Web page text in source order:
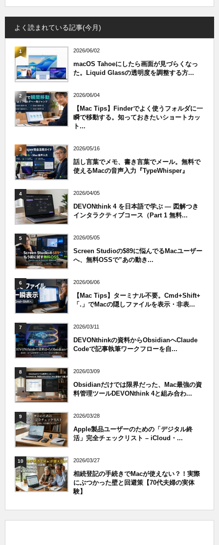
よく読まれている記事(今月)
1 2026/06/02
macOS Tahoeにしたら画面が見づらくなっ
た。Liquid Glassの透明度を調整する方...
2 2026/06/04
【Mac Tips】Finderでよく使うフォルダに一
瞬で移動する。知っておきたいショートカッ
ト...
3 2026/05/16
話し言葉でメモ、書き言葉でメール。無料で
使えるMacの音声入力『TypeWhisper』
4 2026/04/05
DEVONthink 4 を日本語で学ぶ — 図解つき
インタラクティブコース（Part 1 無料...
5 2026/05/05
Screen Studioの$89に悩んでるMacユーザー
へ、無料OSSで”あの動き...
6 2026/06/06
【Mac Tips】ターミナル不要。Cmd+Shift+
「.」でMacの隠しファイルを表示・非表...
7 2026/03/11
DEVONthinkの資料からObsidianへClaude
Codeで記事執筆ワークフローを自...
8 2026/03/09
Obsidianだけでは限界だった、Mac最強の資
料管理ツールDEVONthink 4と組み合わ...
9 2026/03/28
Apple製品ユーザーのための「デジタル終
活」完全チェックリスト – iCloud・...
10 2026/03/27
相続登記の手続きでMacが使えない？！実際
にぶつかった壁と回避策【70代夫婦の実体
験】